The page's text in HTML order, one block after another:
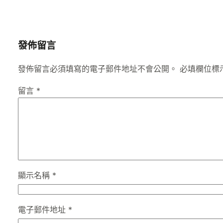
發佈留言
發佈留言必須填寫的電子郵件地址不會公開。 必填欄位
留言 *
顯示名稱 *
電子郵件地址 *